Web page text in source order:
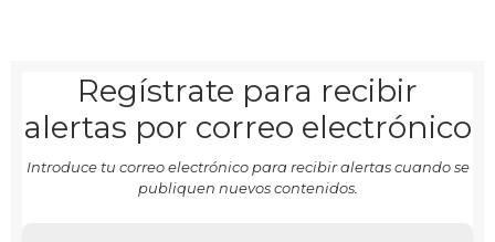
Regístrate para recibir
alertas por correo electrónico
Introduce tu correo electrónico para recibir alertas cuando se
publiquen nuevos contenidos.